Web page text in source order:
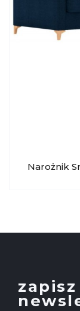
Narożnik